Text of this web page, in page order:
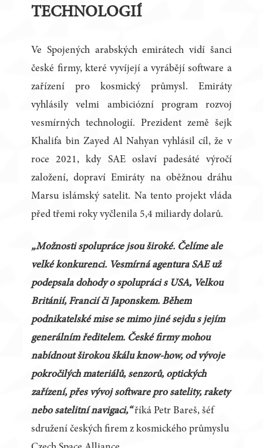
TECHNOLOGIÍ
Ve Spojených arabských emirátech vidí šanci
české firmy, které vyvíjejí a vyrábějí software a
zařízení pro kosmický průmysl. Emiráty
vyhlásily velmi ambiciózní program rozvoj
vesmírných technologií. Prezident země šejk
Khalifa bin Zayed Al Nahyan vyhlásil cíl, že v
roce 2021, kdy SAE oslaví padesáté výročí
založení, dopraví Emiráty na oběžnou dráhu
Marsu islámský satelit. Na tento projekt vláda
před třemi roky vyčlenila 5,4 miliardy dolarů.
„Možnosti spolupráce jsou široké. Čelíme ale
velké konkurenci. Vesmírná agentura SAE už
podepsala dohody o spolupráci s USA, Velkou
Británií, Francií či Japonskem. Během
podnikatelské mise se mimo jiné sejdu s jejím
generálním ředitelem. České firmy mohou
nabídnout širokou škálu know-how, od vývoje
pokročilých materiálů, senzorů, optických
zařízení, přes vývoj software pro satelity, rakety
nebo satelitní navigaci,“říká Petr Bareš, šéf
sdružení českých firem z kosmického průmyslu